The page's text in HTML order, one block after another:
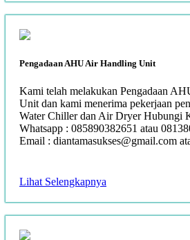
Pengadaan AHU Air Handling Unit
Kami telah melakukan Pengadaan
Unit dan kami menerima pekerjaan
Water Chiller dan Air Dryer Hubungi
Whatsapp : 085890382651 atau
Email : diantamasukses@gmail.com
Lihat Selengkapnya